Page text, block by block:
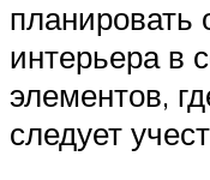
интерьера в
элементов,
следует